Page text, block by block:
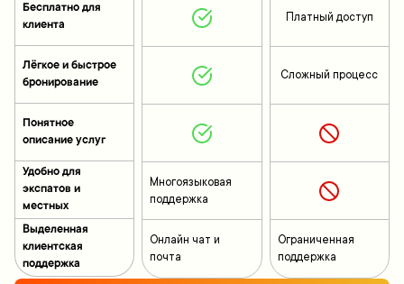
Бесплатно для
клиента
Лёгкое и быстрое
бронирование
Понятное
описание услуг
Удобно для
экспатов и
местных
Выделенная
клиентская
поддержка
Многоязыковая
поддержка
Онлайн чат и
почта
Платный доступ
Сложный процесс
Ограниченная
поддержка